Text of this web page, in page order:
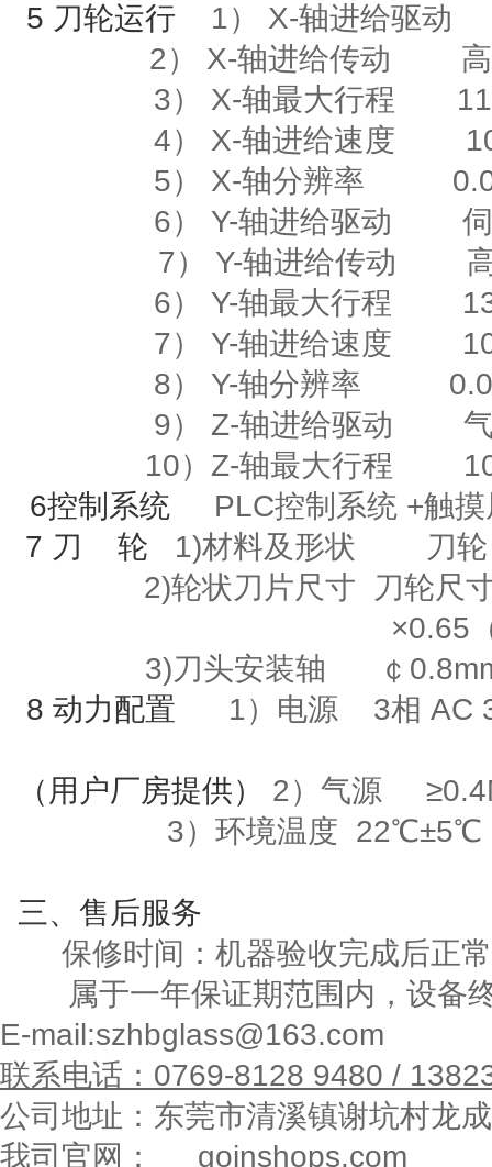
5 刀轮运行 1） X-轴进给驱动
2）
X-轴进给传动
3）
X-轴最大行程
4）
X-轴进给速度
5）
X-轴分辨率
6）
Y-轴进给驱动
7） Y-轴进给传动
6）
Y-轴最大行程
7）
Y-轴进给速度
8）
Y-轴分辨率
9）
Z-轴进给驱动
10） Z-轴最大行程
6控制系统 PLC控制系统 +触
7 刀 轮 1)材料及形状
刀轮
2)轮状刀片尺寸
刀轮尺
×0.65
3)刀头安装轴
￠
8 动力配置 1）电源 3相 AC
（用户厂房提供） 2）气源 ≥
3）环境温度 22℃±5℃
三、售后服务
保修时间：机器验收完成后正
属于一年保证期范围内，设备
E-mail:szhbglass@163.com
联系电话： 0769-8128 9480 /
公司地址：东莞市清溪镇谢坑村龙
我司官网：
goinshops.com